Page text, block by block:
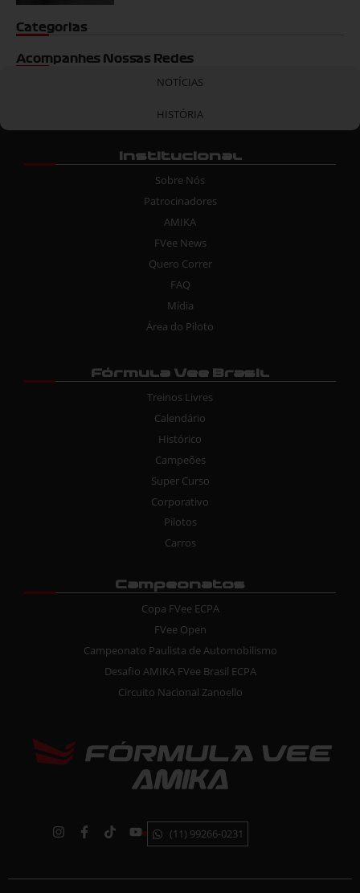
Categorias
NOTÍCIAS
HISTÓRIA
Acompanhes Nossas Redes
Institucional
Sobre Nós
Patrocinadores
AMIKA
FVee News
Quero Correr
FAQ
Mídia
Área do Piloto
Fórmula Vee Brasil
Treinos Livres
Calendário
Histórico
Campeões
Super Curso
Corporativo
Pilotos
Carros
Campeonatos
Copa FVee ECPA
FVee Open
Campeonato Paulista de Automobilismo
Desafio AMIKA FVee Brasil ECPA
Circuito Nacional Zanoello
(11) 99266-0231